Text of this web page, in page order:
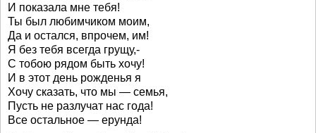
И показала мне тебя!
Ты был любимчиком моим,
Да и остался, впрочем, им!
Я без тебя всегда грущу,-
С тобою рядом быть хочу!
И в этот день рожденья я
Хочу сказать, что мы — семья,
Пусть не разлучат нас года!
Все остальное — ерунда!